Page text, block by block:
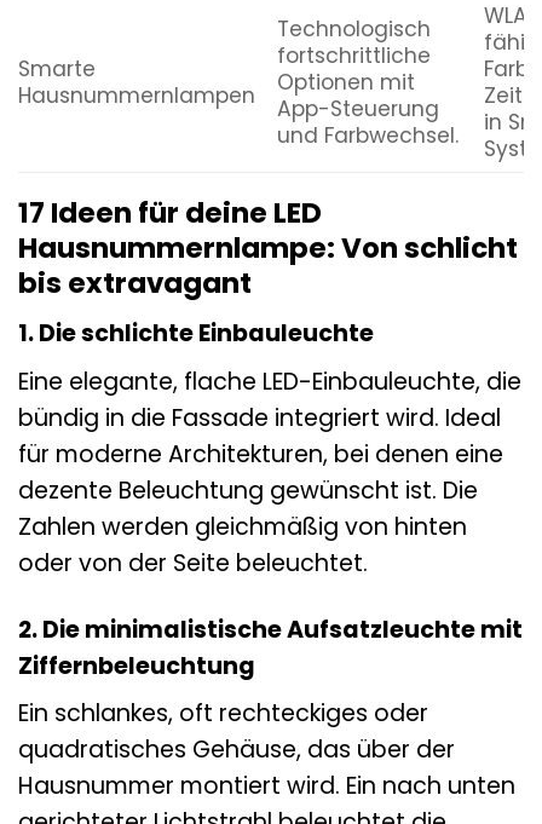
Smarte
Hausnummernlampen
Technologisch
fortschrittliche
Optionen mit
App-Steuerung
und Farbwechsel.
in
17 Ideen für deine LED
Hausnummernlampe: Von schlicht
bis extravagant
1. Die schlichte Einbauleuchte
Eine elegante, flache LED-Einbauleuchte, die
bündig in die Fassade integriert wird. Ideal
für moderne Architekturen, bei denen eine
dezente Beleuchtung gewünscht ist. Die
Zahlen werden gleichmäßig von hinten
oder von der Seite beleuchtet.
2. Die minimalistische Aufsatzleuchte mit
Ziffernbeleuchtung
Ein schlankes, oft rechteckiges oder
quadratisches Gehäuse, das über der
Hausnummer montiert wird. Ein nach unten